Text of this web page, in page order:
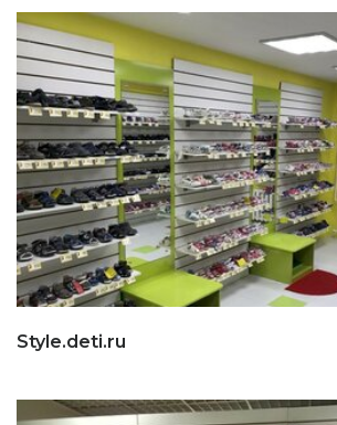
Stylе.deti.ru